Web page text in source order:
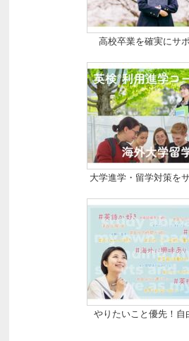
高校卒業を確実にサ
大学進学・留学対策を
やりたいこと優先！自